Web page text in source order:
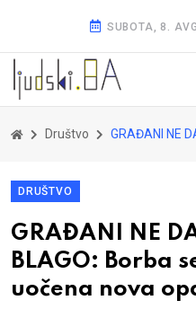
SUBOTA, 8.
Društvo GRAĐANI NE DAJU NAJVEĆE BLAGO:
DRUŠTVO
GRAĐANI NE
BLAGO: Borba
uočena nova